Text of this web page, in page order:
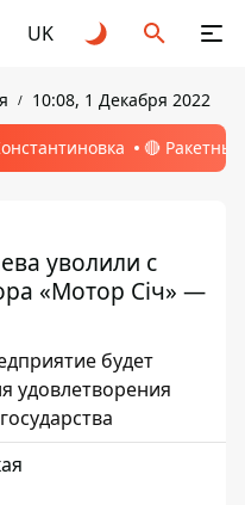
UK
10:08, 1 Декабря 2022
🔴
уволили с
«Мотор Сiч» —
будет
удовлетворения